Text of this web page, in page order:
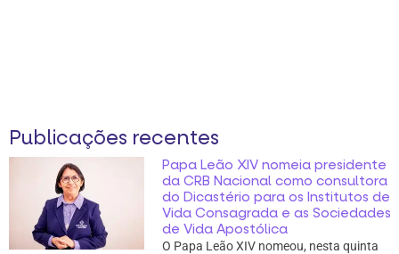
Publicações recentes
Papa Leão XIV nomeia presidente
da CRB Nacional como consultora
do Dicastério para os Institutos de
Vida Consagrada e as Sociedades
de Vida Apostólica
O Papa Leão XIV nomeou, nesta quinta